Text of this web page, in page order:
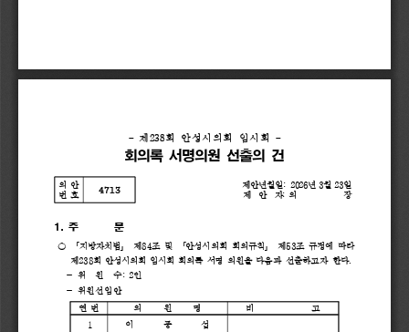
- 제238회 안성시의회 임시회 -
회의록 서명의원 선출의 건
의
안
번 호
4713 제안년월일: 2026년 3월 23일
제
안 자: 의 장
1. 주 문
○ 「지방자치법」 제84조 및 「안성시의회 회의규칙」 제53조 규정에 따라
제238회 안성시의회 임시회 회의록 서명 의원을 다음과 선출하고자 한다.
- 위 원 수: 2인
- 위원선임안
연 번
의 원 명 비
고
1
이   중   섭